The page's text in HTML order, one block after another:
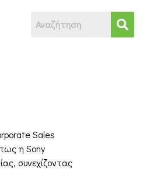
Sales
η Sony
συνεχίζοντας